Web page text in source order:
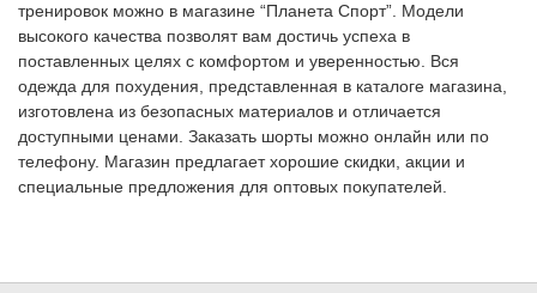
тренировок можно в магазине “Планета Спорт”. Модели
высокого качества позволят вам достичь успеха в
поставленных целях с комфортом и уверенностью. Вся
одежда для похудения, представленная в каталоге магазина,
изготовлена из безопасных материалов и отличается
доступными ценами. Заказать шорты можно онлайн или по
телефону. Магазин предлагает хорошие скидки, акции и
специальные предложения для оптовых покупателей.